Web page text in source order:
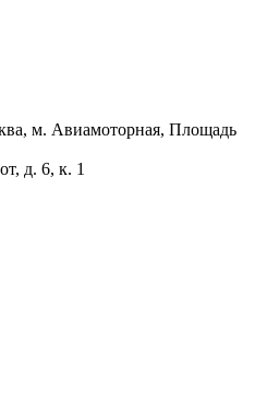
м. Авиамоторная, Площадь
д. 6, к. 1